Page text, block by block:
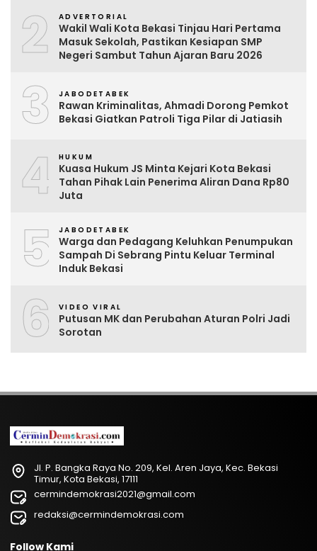
2 ADVERTORIAL
Wakil Wali Kota Bekasi Tinjau Hari Pertama
Masuk Sekolah, Pastikan Kesiapan SMP
Negeri Sambut Tahun Ajaran Baru 2026
3 JABODETABEK
Rawan Kriminalitas, Ahmadi Dorong Pemkot
Bekasi Giatkan Patroli Tiga Pilar di Jatiasih
4 HUKUM
Kuasa Hukum JS Minta Kejari Kota Bekasi
Tahan Pihak Lain Penerima Aliran Dana Rp80
Juta
5 JABODETABEK
Warga dan Pedagang Keluhkan Penumpukan
Sampah Di Sebrang Pintu Keluar Terminal
Induk Bekasi
6 VIDEO VIRAL
Putusan MK dan Perubahan Aturan Polri Jadi
Sorotan
Jl. P. Bangka Raya No. 209, Kel. Aren Jaya, Kec. Bekasi
Timur, Kota Bekasi, 17111
cermindemokrasi2021@gmail.com
redaksi@cermindemokrasi.com
Follow Kami